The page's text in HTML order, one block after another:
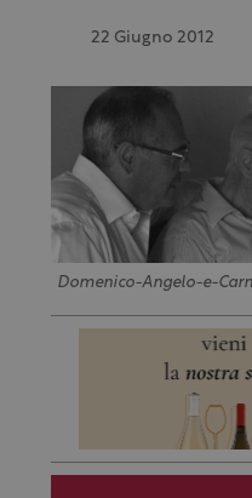
22 Giugno 2012
Domenico-Angelo-e-